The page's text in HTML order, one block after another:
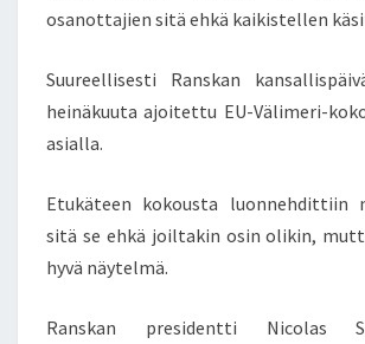
T
Y
Ä
U
N
I
osanottajien sitä ehkä kaikistellen
Suureellisesti Ranskan
heinäkuuta ajoitettu EU-Välimeri-
asialla.
Etukäteen kokousta luonnehdittiin
sitä se ehkä joiltakin osin olikin,
hyvä näytelmä.
Ranskan presidentti Nicolas